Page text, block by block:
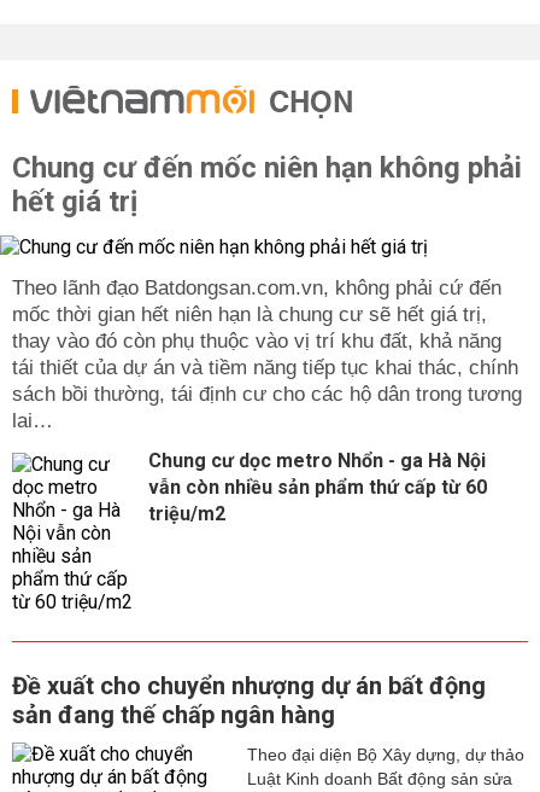
CHỌN
Chung cư đến mốc niên hạn không phải
hết giá trị
Theo lãnh đạo Batdongsan.com.vn, không phải cứ đến
mốc thời gian hết niên hạn là chung cư sẽ hết giá trị,
thay vào đó còn phụ thuộc vào vị trí khu đất, khả năng
tái thiết của dự án và tiềm năng tiếp tục khai thác, chính
sách bồi thường, tái định cư cho các hộ dân trong tương
lai…
Chung cư dọc metro Nhổn - ga Hà Nội
vẫn còn nhiều sản phẩm thứ cấp từ 60
triệu/m2
Đề xuất cho chuyển nhượng dự án bất động
sản đang thế chấp ngân hàng
Theo đại diện Bộ Xây dựng, dự thảo
Luật Kinh doanh Bất động sản sửa